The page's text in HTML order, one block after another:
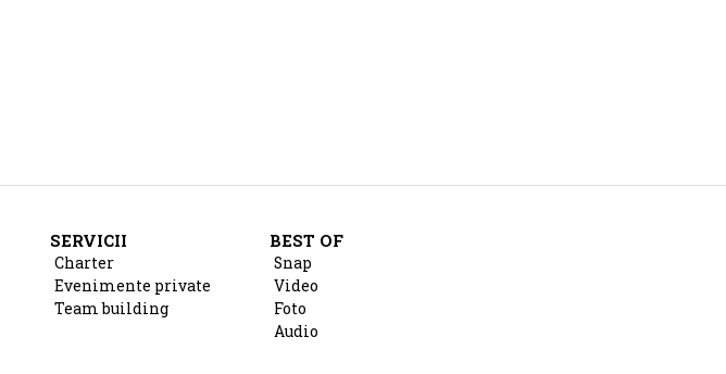
SERVICII
Charter
Evenimente private
Team building
BEST OF
Snap
Video
Foto
Audio